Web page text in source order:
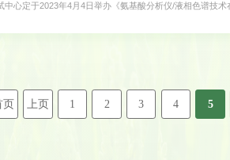
心定于2023年4月4日举办《氨基酸分析仪/液相色谱技
页 上页 1 2 3 4 5